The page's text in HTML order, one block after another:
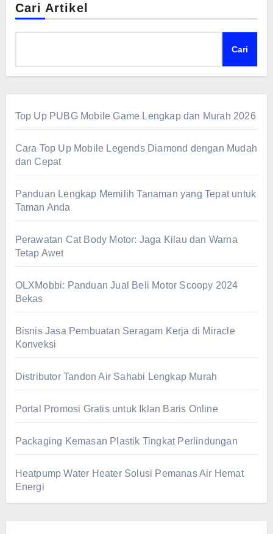
Cari Artikel
Cari
Top Up PUBG Mobile Game Lengkap dan Murah 2026
Cara Top Up Mobile Legends Diamond dengan Mudah
dan Cepat
Panduan Lengkap Memilih Tanaman yang Tepat untuk
Taman Anda
Perawatan Cat Body Motor: Jaga Kilau dan Warna
Tetap Awet
OLXMobbi: Panduan Jual Beli Motor Scoopy 2024
Bekas
Bisnis Jasa Pembuatan Seragam Kerja di Miracle
Konveksi
Distributor Tandon Air Sahabi Lengkap Murah
Portal Promosi Gratis untuk Iklan Baris Online
Packaging Kemasan Plastik Tingkat Perlindungan
Heatpump Water Heater Solusi Pemanas Air Hemat
Energi